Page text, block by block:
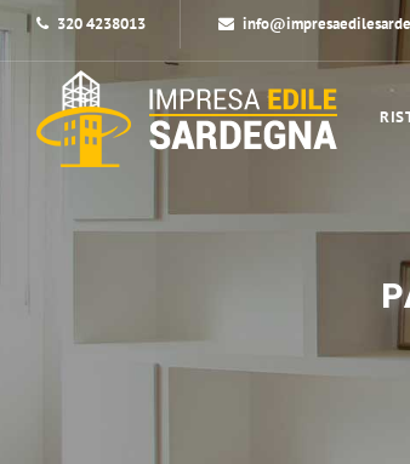
320 4238013